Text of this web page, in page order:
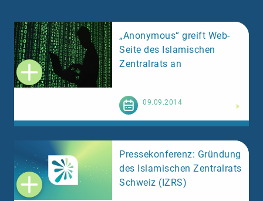
„Anonymous“ greift Web-
Seite des Islamischen
Zentralrats an
09.09.2014
Pressekonferenz: Gründung
des Islamischen Zentralrats
Schweiz (IZRS)